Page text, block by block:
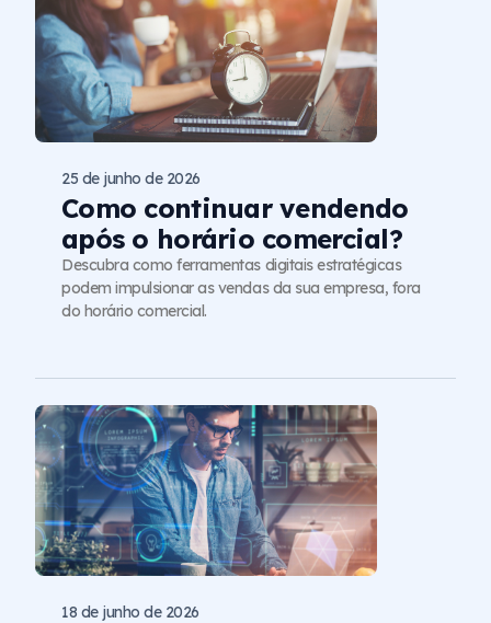
Como continuar vendendo
após o horário comercial?
25 de junho de 2026
Descubra como ferramentas digitais estratégicas
podem impulsionar as vendas da sua empresa, fora
do horário comercial.
18 de junho de 2026